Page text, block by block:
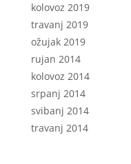
kolovoz 2019
travanj 2019
ožujak 2019
rujan 2014
kolovoz 2014
srpanj 2014
svibanj 2014
travanj 2014